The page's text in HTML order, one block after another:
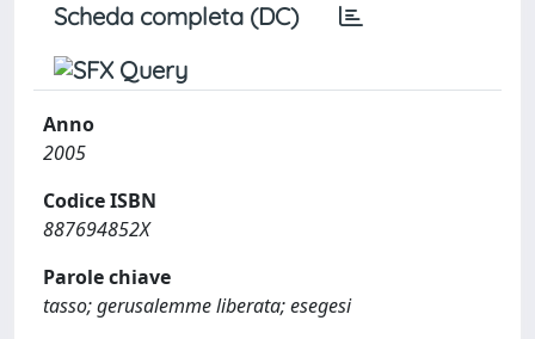
Scheda completa (DC)
Anno
2005
Codice ISBN
887694852X
Parole chiave
tasso; gerusalemme liberata; esegesi